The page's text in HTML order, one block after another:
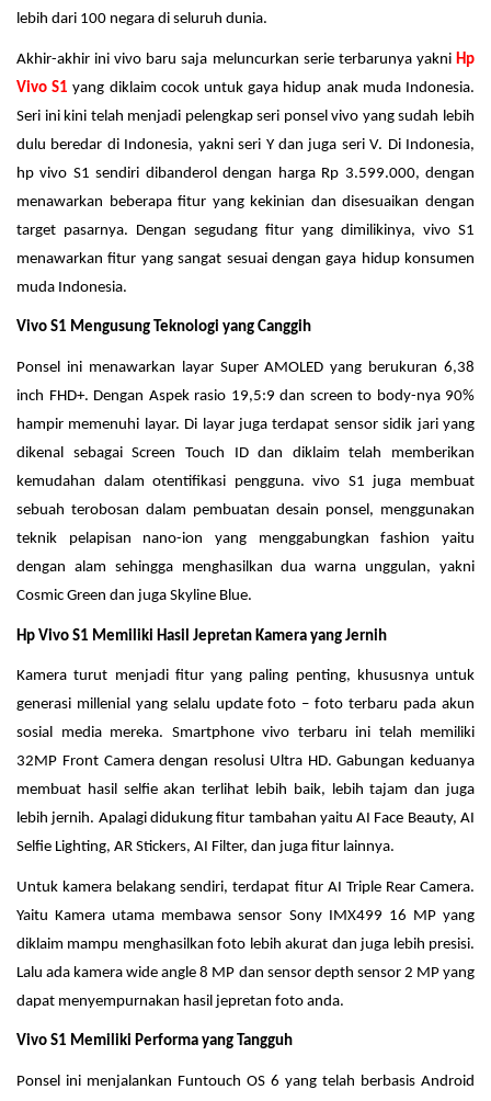
lebih dari 100 negara di seluruh dunia.
Akhir-akhir ini vivo baru saja meluncurkan serie terbarunya yakni Hp
Vivo S1 yang diklaim cocok untuk gaya hidup anak muda Indonesia.
Seri ini kini telah menjadi pelengkap seri ponsel vivo yang sudah lebih
dulu beredar di Indonesia, yakni seri Y dan juga seri V. Di Indonesia,
hp vivo S1 sendiri dibanderol dengan harga Rp 3.599.000, dengan
menawarkan beberapa fitur yang kekinian dan disesuaikan dengan
target pasarnya. Dengan segudang fitur yang dimilikinya, vivo S1
menawarkan fitur yang sangat sesuai dengan gaya hidup konsumen
muda Indonesia.
Vivo S1 Mengusung Teknologi yang Canggih
Ponsel ini menawarkan layar Super AMOLED yang berukuran 6,38
inch FHD+. Dengan Aspek rasio 19,5:9 dan screen to body-nya 90%
hampir memenuhi layar. Di layar juga terdapat sensor sidik jari yang
dikenal sebagai Screen Touch ID dan diklaim telah memberikan
kemudahan dalam otentifikasi pengguna. vivo S1 juga membuat
sebuah terobosan dalam pembuatan desain ponsel, menggunakan
teknik pelapisan nano-ion yang menggabungkan fashion yaitu
dengan alam sehingga menghasilkan dua warna unggulan, yakni
Cosmic Green dan juga Skyline Blue.
Hp Vivo S1 Memiliki Hasil Jepretan Kamera yang Jernih
Kamera turut menjadi fitur yang paling penting, khususnya untuk
generasi millenial yang selalu update foto – foto terbaru pada akun
sosial media mereka. Smartphone vivo terbaru ini telah memiliki
32MP Front Camera dengan resolusi Ultra HD. Gabungan keduanya
membuat hasil selfie akan terlihat lebih baik, lebih tajam dan juga
lebih jernih. Apalagi didukung fitur tambahan yaitu AI Face Beauty, AI
Selfie Lighting, AR Stickers, AI Filter, dan juga fitur lainnya.
Untuk kamera belakang sendiri, terdapat fitur AI Triple Rear Camera.
Yaitu Kamera utama membawa sensor Sony IMX499 16 MP yang
diklaim mampu menghasilkan foto lebih akurat dan juga lebih presisi.
Lalu ada kamera wide angle 8 MP dan sensor depth sensor 2 MP yang
dapat menyempurnakan hasil jepretan foto anda.
Vivo S1 Memiliki Performa yang Tangguh
Ponsel ini menjalankan Funtouch OS 6 yang telah berbasis Android